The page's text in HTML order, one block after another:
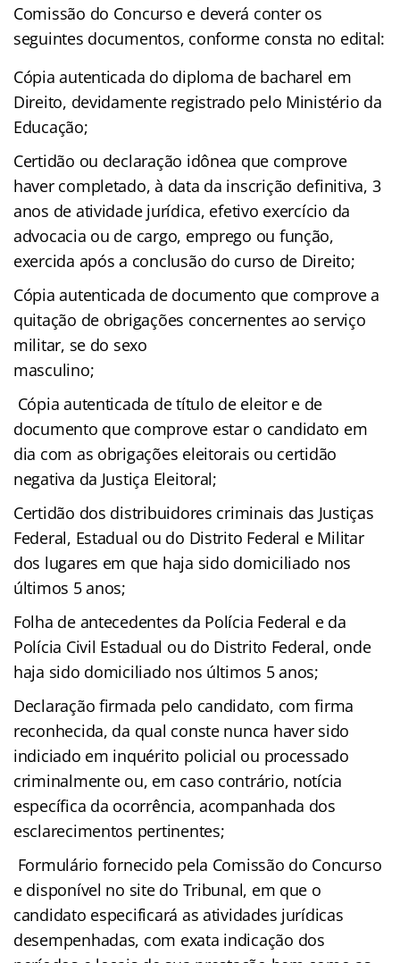
Comissão do Concurso e deverá conter os
seguintes documentos, conforme consta no edital:
Cópia autenticada do diploma de bacharel em
Direito, devidamente registrado pelo Ministério da
Educação;
Certidão ou declaração idônea que comprove
haver completado, à data da inscrição definitiva, 3
anos de atividade jurídica, efetivo exercício da
advocacia ou de cargo, emprego ou função,
exercida após a conclusão do curso de Direito;
Cópia autenticada de documento que comprove a
quitação de obrigações concernentes ao serviço
militar, se do sexo
masculino;
Cópia autenticada de título de eleitor e de
documento que comprove estar o candidato em
dia com as obrigações eleitorais ou certidão
negativa da Justiça Eleitoral;
Certidão dos distribuidores criminais das Justiças
Federal, Estadual ou do Distrito Federal e Militar
dos lugares em que haja sido domiciliado nos
últimos 5 anos;
Folha de antecedentes da Polícia Federal e da
Polícia Civil Estadual ou do Distrito Federal, onde
haja sido domiciliado nos últimos 5 anos;
Declaração firmada pelo candidato, com firma
reconhecida, da qual conste nunca haver sido
indiciado em inquérito policial ou processado
criminalmente ou, em caso contrário, notícia
específica da ocorrência, acompanhada dos
esclarecimentos pertinentes;
Formulário fornecido pela Comissão do Concurso
e disponível no site do Tribunal, em que o
candidato especificará as atividades jurídicas
desempenhadas, com exata indicação dos